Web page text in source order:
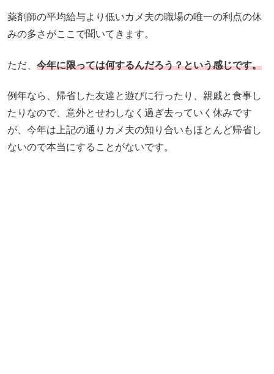
薬剤師の平均給与より低いカメ夫の職場の唯一の利点の休
みの多さがここで聞いてきます。
ただ、 今年に限っては何するんだろう？という感じです。
例年なら、帰省した友達と遊びに行ったり、親戚と食事し
たりなので、意外とせわしなく過ぎ去っていく休みです
が、今年は上記の通りカメ夫の知り合いもほとんど帰省し
ないので本当にすることがないです。